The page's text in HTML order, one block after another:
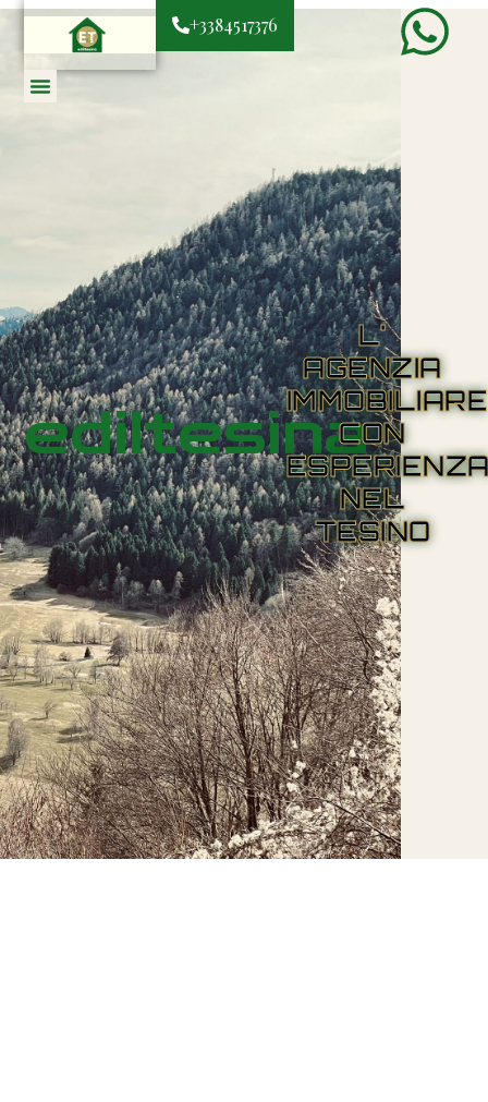
+3384517376
ediltesina
L'
AGENZIA
IMMOBILIARE
CON
NEL
TESINO